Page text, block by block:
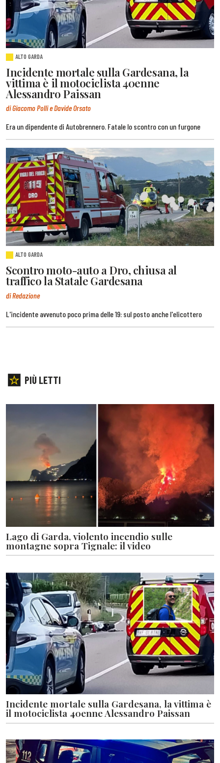
ALTO GARDA
Incidente mortale sulla Gardesana, la
vittima è il motociclista 40enne
Alessandro Paissan
di Giacomo Polli e Davide Orsato
Era un dipendente di Autobrennero. Fatale lo scontro con un furgone
ALTO GARDA
Scontro moto-auto a Dro, chiusa al
traffico la Statale Gardesana
di Redazione
L'incidente avvenuto poco prima delle 19: sul posto anche l'elicottero
PIÙ LETTI
Lago di Garda, violento incendio sulle
montagne sopra Tignale: il video
Incidente mortale sulla Gardesana, la vittima è
il motociclista 40enne Alessandro Paissan